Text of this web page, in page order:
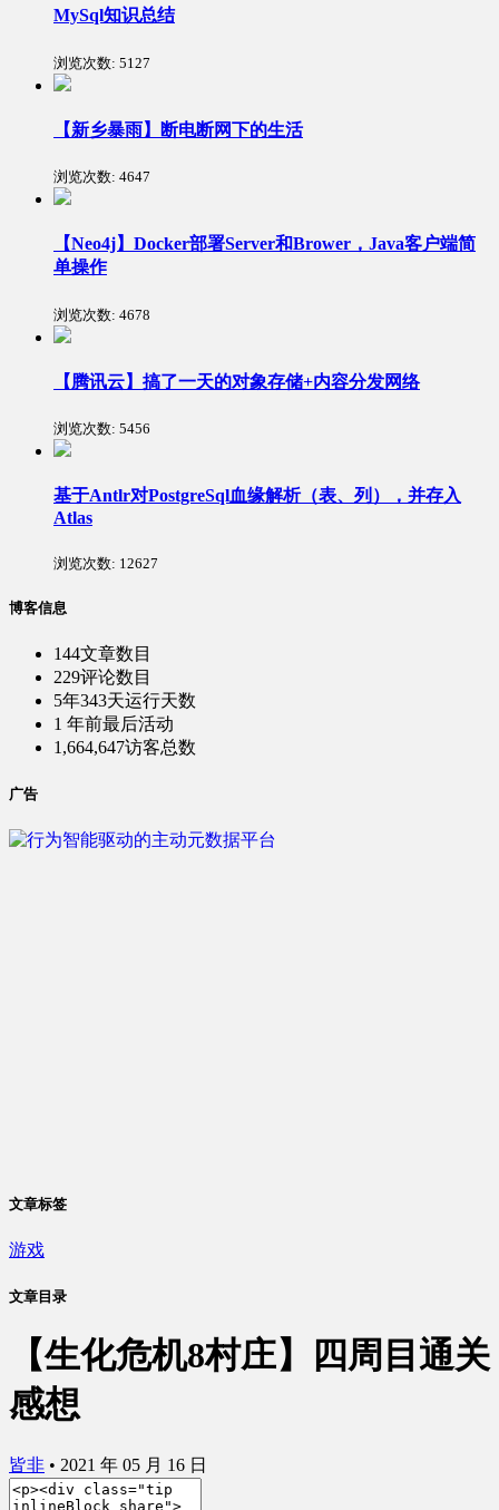
MySql知识总结
浏览次数: 5127
【新乡暴雨】断电断网下的生活
浏览次数: 4647
【Neo4j】Docker部署Server和Brower，Java客户端简
单操作
浏览次数: 4678
【腾讯云】搞了一天的对象存储+内容分发网络
浏览次数: 5456
基于Antlr对PostgreSql血缘解析（表、列），并存入
Atlas
浏览次数: 12627
博客信息
144文章数目
229评论数目
5年343天运行天数
1 年前最后活动
1,664,647访客总数
广告
文章标签
游戏
文章目录
【生化危机8村庄】四周目通关
感想
皆非 • 2021 年 05 月 16 日